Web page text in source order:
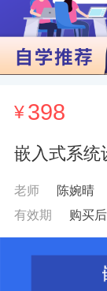
¥398
嵌入式系统
老师
陈婉晴
有效期
购买